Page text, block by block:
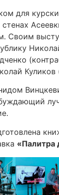
для
Своим
Куликов
«Палитра